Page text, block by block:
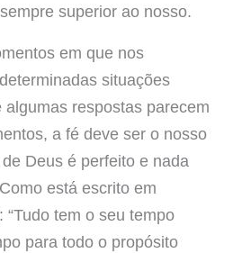
superior ao nosso.
em que nos
situações
respostas parecem
a fé deve ser o nosso
Deus é perfeito e nada
está escrito em
tem o seu tempo
para todo o propósito